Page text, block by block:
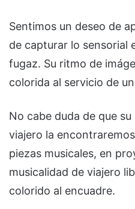
Sentimos un deseo de
de capturar lo sensorial
fugaz. Su ritmo de
colorida al servicio de
No cabe duda de que
viajero la
piezas musicales, en
musicalidad de viajero
colorido al encuadre.